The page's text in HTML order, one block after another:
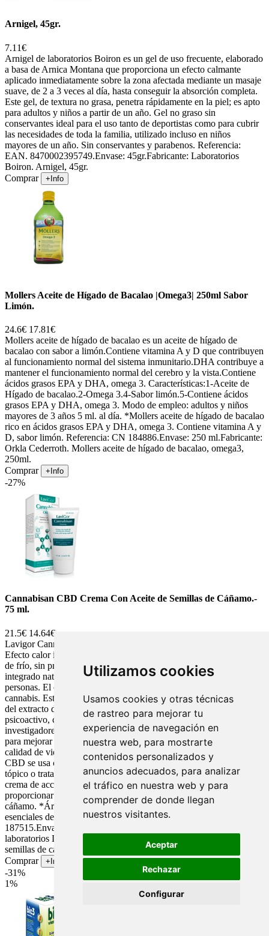
Utilizamos cookies
Usamos cookies y otras técnicas
de rastreo para mejorar tu
experiencia de navegación en
nuestra web, para mostrarte
contenidos personalizados y
anuncios adecuados, para analizar
el tráfico en nuestra web y para
comprender de donde llegan
nuestros visitantes.
Aceptar
Rechazar
Configurar
Arnigel, 45gr.
7.11€
Arnigel de laboratorios Boiron es un gel de uso frecuente, elaborado
a basa de Arnica Montana que proporciona un efecto calmante
aplicado inmediatamente sobre la zona afectada mediante un masaje
suave, de 2 a 3 veces al día, hasta conseguir la absorción completa.
Este gel, de textura no grasa, penetra rápidamente en la piel; es apto
para adultos y niños a partir de un año. Gel no graso sin
conservantes ideal para el uso tanto de deportistas como para cubrir
las necesidades de toda la familia, utilizado incluso en niños
mayores de un año. Sin conservantes y parabenos. Referencia:
EAN. 8470002395749.Envase: 45gr.Fabricante: Laboratorios
Boiron. Arnigel, 45gr.
Comprar
+Info
Mollers Aceite de Hígado de Bacalao |Omega3| 250ml Sabor
Limón.
24.6€ 17.81€
Mollers aceite de hígado de bacalao es un aceite de hígado de
bacalao con sabor a limón.Contiene vitamina A y D que contribuyen
al funcionamiento normal del sistema inmunitario.DHA contribuye a
mantener el funcionamiento normal del cerebro y la vista.Contiene
ácidos grasos EPA y DHA, omega 3. Características:1-Aceite de
Hígado de bacalao.2-Omega 3.4-Sabor limón.5-Contiene ácidos
grasos EPA y DHA, omega 3. Modo de empleo: adultos y niños
mayores de 3 años 5 ml. al día. *Mollers aceite de hígado de bacalao
rico en ácidos grasos EPA y DHA, omega 3. Contiene vitamina A y
D, sabor limón. Referencia: CN 184886.Envase: 250 ml.Fabricante:
Orkla Cederroth. Mollers aceite de hígado de bacalao, omega3,
250ml.
Comprar
+Info
-27%
Cannabisan CBD Crema Con Aceite de Semillas de Cáñamo.-
75 ml.
21.5€ 14.64€
Lavigor Cannabisan es una crema con aceite de semillas de cáñamo.
Efecto calor intensivo y duradero, precedido de una ligera sensación
de frío, sin provocar enrojecimiento en la zona aplicada. LaviGor ha
integrado naturaleza y ciencia al servicio del bienestar de las
personas. El cannabidiol, o CBD, es el principal componente del
cannabis. Está presente en la flor resinosa, suponiendo hasta el 45 %
del extracto de la planta. Se trata de un compuesto natural no
psicoactivo, con un potencial terapéutico enorme. Los
investigadores tratan de dilucidar sus propiedades y su capacidad
para mejorar síntomas de diversas enfermedades, mejorando así la
calidad de vida de los pacientes. El aceite de cannabis rico en
CBD se usa como complemento o suplemento alimenticio, remedio
tópico o tratamiento para el alivio del dolor crónico. Es una
crema de acción intensiva, especialmente indicada para ayudar a
proporcionar: Alivio. Confort. Bienestar. Ingredientes: *Aceite de
cáñamo. *Árnica. *Jengibre amargo. *Castaño de indias.*Aceites
esenciales de eucalipto, menta, canela y jengibre. Referencia: CN
187515.Envase: 75ml.EAN: 8429007053840.Fabricante:
laboratorios Lavigor. Lavigor Cannabisan crema con aceite de
semillas de cáñamo, 75ml.
Comprar
+Info
-31%
1%